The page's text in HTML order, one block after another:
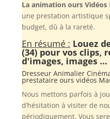
La animation ours Vidéos
une prestation artistique
budget, dû à la rareté.
En résumé : Louez
(34) pour vos clips,
d'images, images …
Dresseur Animalier
prestataire ours vidéos
Nous mettons parfois à
d’hésitation à visiter de
périodiquement. Vous